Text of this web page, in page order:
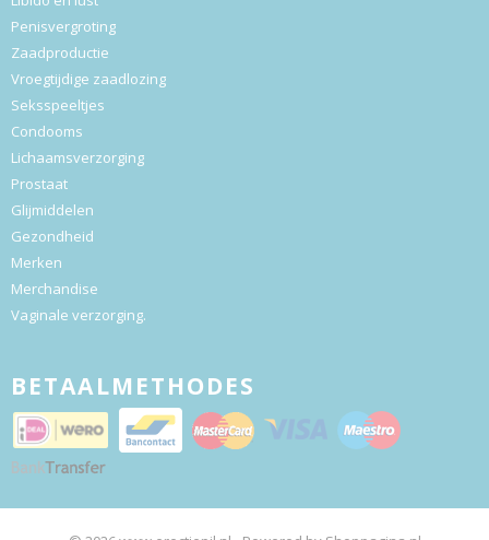
Penisvergroting
Zaadproductie
Vroegtijdige zaadlozing
Seksspeeltjes
Condooms
Lichaamsverzorging
Prostaat
Glijmiddelen
Gezondheid
Merken
Merchandise
Vaginale verzorging.
BETAALMETHODES